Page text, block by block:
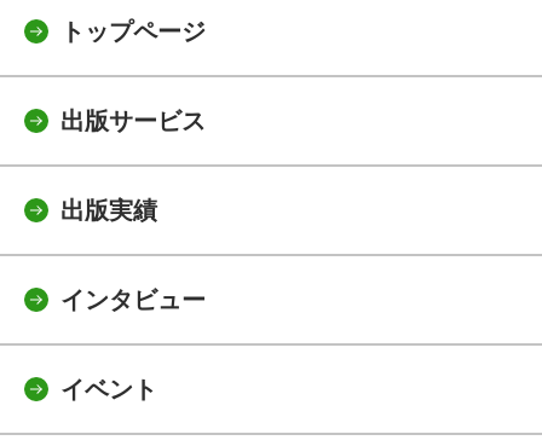
トップページ
出版サービス
出版実績
インタビュー
イベント